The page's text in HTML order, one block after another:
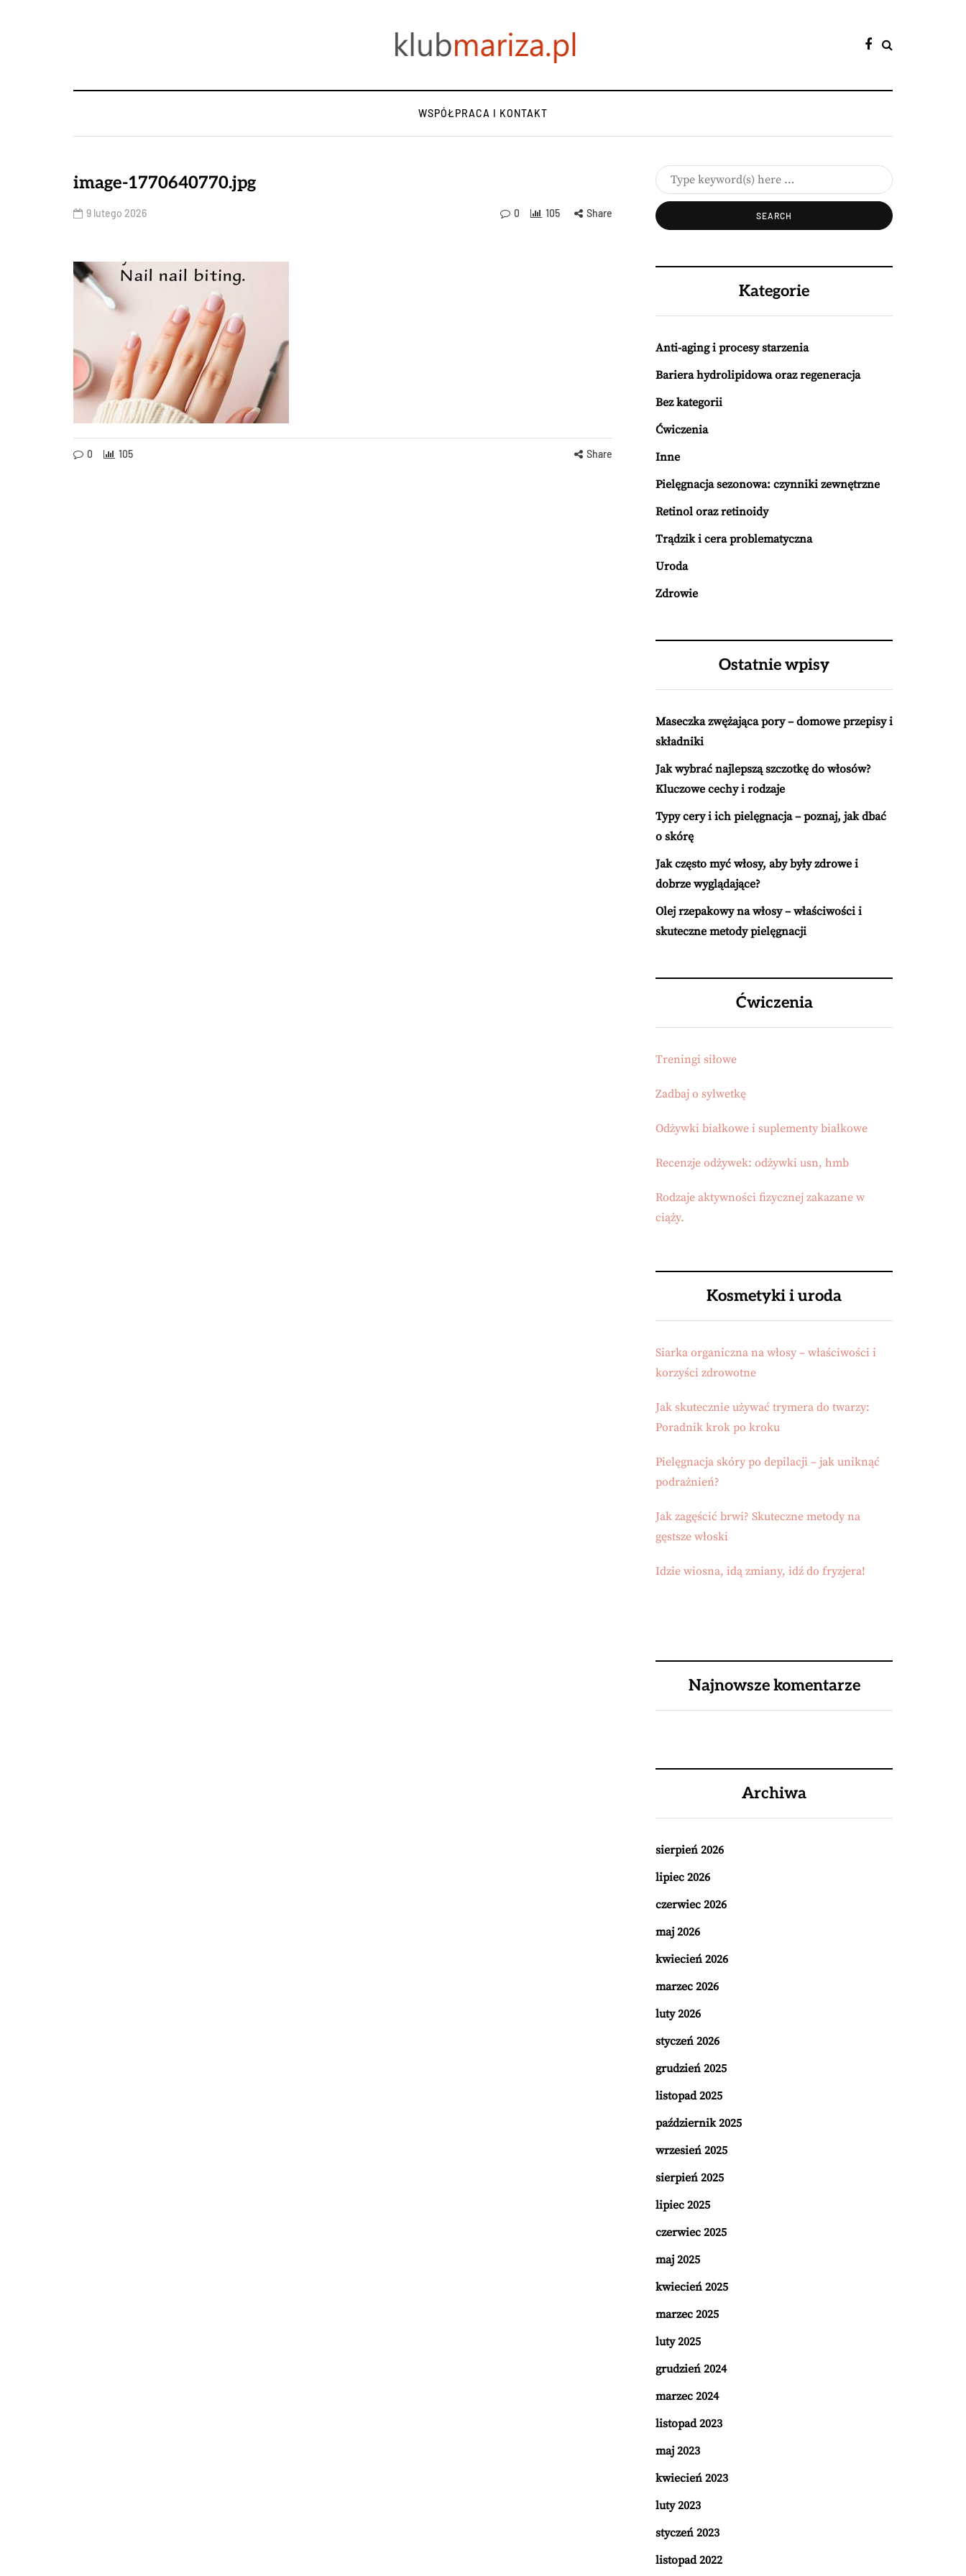
WSPÓŁPRACA I KONTAKT
image-1770640770.jpg
9 lutego 2026 0 105 Share
0 105 Share
Kategorie
Anti-aging i procesy starzenia
Bariera hydrolipidowa oraz regeneracja
Bez kategorii
Ćwiczenia
Inne
Pielęgnacja sezonowa: czynniki zewnętrzne
Retinol oraz retinoidy
Trądzik i cera problematyczna
Uroda
Zdrowie
Ostatnie wpisy
Maseczka zwężająca pory – domowe przepisy i
składniki
Jak wybrać najlepszą szczotkę do włosów?
Kluczowe cechy i rodzaje
Typy cery i ich pielęgnacja – poznaj, jak dbać
o skórę
Jak często myć włosy, aby były zdrowe i
dobrze wyglądające?
Olej rzepakowy na włosy – właściwości i
skuteczne metody pielęgnacji
Ćwiczenia
Treningi siłowe
Zadbaj o sylwetkę
Odżywki białkowe i suplementy białkowe
Recenzje odżywek: odżywki usn, hmb
Rodzaje aktywności fizycznej zakazane w
ciąży.
Kosmetyki i uroda
Siarka organiczna na włosy – właściwości i
korzyści zdrowotne
Jak skutecznie używać trymera do twarzy:
Poradnik krok po kroku
Pielęgnacja skóry po depilacji – jak uniknąć
podrażnień?
Jak zagęścić brwi? Skuteczne metody na
gęstsze włoski
Idzie wiosna, idą zmiany, idź do fryzjera!
Najnowsze komentarze
Archiwa
sierpień 2026
lipiec 2026
czerwiec 2026
maj 2026
kwiecień 2026
marzec 2026
luty 2026
styczeń 2026
grudzień 2025
listopad 2025
październik 2025
wrzesień 2025
sierpień 2025
lipiec 2025
czerwiec 2025
maj 2025
kwiecień 2025
marzec 2025
luty 2025
grudzień 2024
marzec 2024
listopad 2023
maj 2023
kwiecień 2023
luty 2023
styczeń 2023
listopad 2022